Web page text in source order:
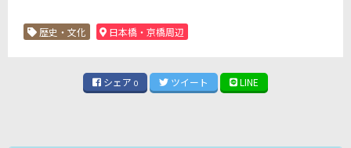
歴史・文化 日本橋・京橋周辺
シェア 0 ツイート LINE